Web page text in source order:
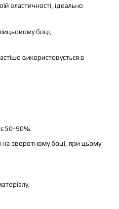
еластичності, ідеально
боці,
використовується в
50-90%.
на зворотному боці, при цьому